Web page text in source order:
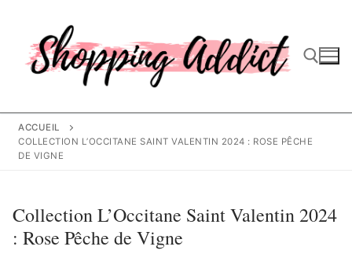
contenu
ACCUEIL
COLLECTION L’OCCITANE SAINT VALENTIN 2024 : ROSE PÊCHE
DE VIGNE
Collection L’Occitane Saint Valentin 2024
: Rose Pêche de Vigne